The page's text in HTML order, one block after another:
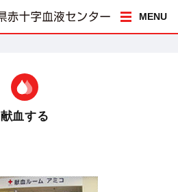
MENU
献血する